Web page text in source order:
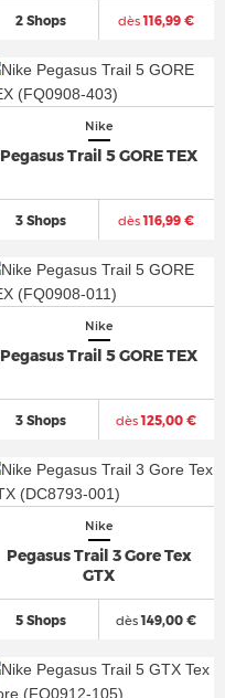
2 Shops dès116,99 €
Nike
Pegasus Trail 5 GORE TEX
3 Shops dès116,99 €
Nike
Pegasus Trail 5 GORE TEX
3 Shops dès125,00 €
Nike
Pegasus Trail 3 Gore Tex
GTX
5 Shops dès149,00 €